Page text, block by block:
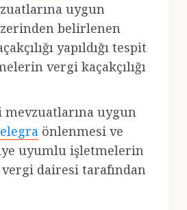
uygun
belirlenen
yapıldığı tespit
vergi kaçakçılığı
mevzuatlarına uygun
önlenmesi ve
uyumlu işletmelerin
dairesi tarafından